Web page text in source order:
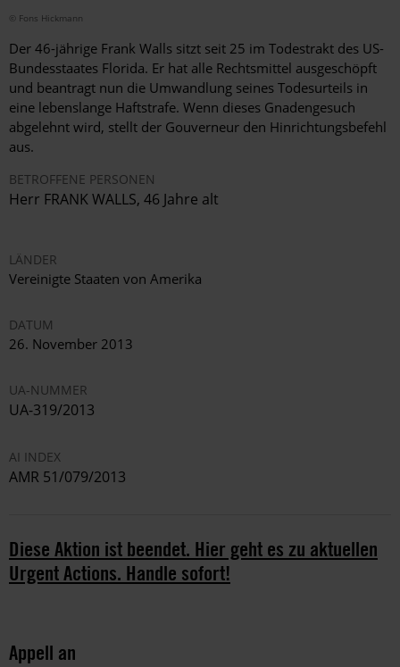
© Fons Hickmann
Der 46-jährige Frank Walls sitzt seit 25 im Todestrakt des US-
Bundesstaates Florida. Er hat alle Rechtsmittel ausgeschöpft
und beantragt nun die Umwandlung seines Todesurteils in
eine lebenslange Haftstrafe. Wenn dieses Gnadengesuch
abgelehnt wird, stellt der Gouverneur den Hinrichtungsbefehl
aus.
BETROFFENE PERSONEN
Herr FRANK WALLS, 46 Jahre alt
LÄNDER
Vereinigte Staaten von Amerika
DATUM
26. November 2013
UA-NUMMER
UA-319/2013
AI INDEX
AMR 51/079/2013
Diese Aktion ist beendet. Hier geht es zu aktuellen
Urgent Actions. Handle sofort!
Appell an